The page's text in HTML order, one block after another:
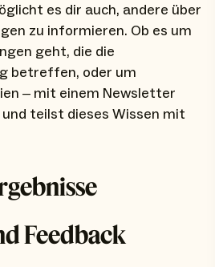
es dir auch, andere über
zu informieren. Ob es um
geht, die die
betreffen, oder um
– mit einem Newsletter
teilst dieses Wissen mit
Feedback